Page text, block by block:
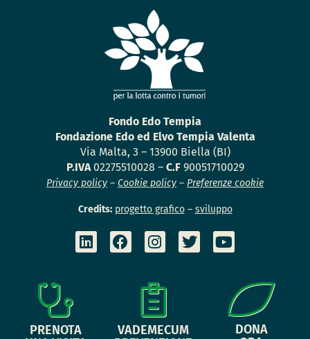
Fondo Edo Tempia
Fondazione Edo ed Elvo Tempia Valenta
Via Malta, 3 – 13900 Biella (BI)
P.IVA02275510028 – C.F90051710029
Privacy policy – Cookie policy – Preferenze cookie
Credits: progetto grafico– sviluppo
PRENOTA
VADEMECUM
DONA